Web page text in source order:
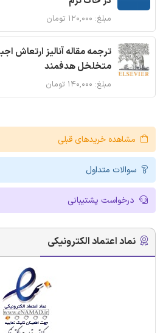
مبلغ: ۱۲۰,۰۰۰ تومان
ترجمه مقاله آنالیز ارتعاش
متخلخل هدفمند
مبلغ: ۱۴۰,۰۰۰ تومان
مشاهده خریدهای قبلی
سوالات متداول
درخواست پشتیبانی
نماد اعتماد الکترونیکی